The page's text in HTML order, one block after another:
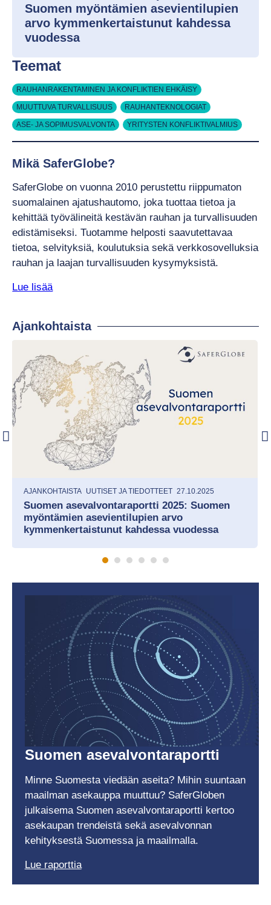
Suomen myöntämien asevientilupien
arvo kymmenkertaistunut kahdessa
vuodessa
Teemat
RAUHANRAKENTAMINEN JA KONFLIKTIEN EHKÄISY
MUUTTUVA TURVALLISUUS RAUHANTEKNOLOGIAT
ASE- JA SOPIMUSVALVONTA YRITYSTEN KONFLIKTIVALMIUS
Mikä SaferGlobe?
SaferGlobe on vuonna 2010 perustettu riippumaton
suomalainen ajatushautomo, joka tuottaa tietoa ja
kehittää työvälineitä kestävän rauhan ja turvallisuuden
edistämiseksi. Tuotamme helposti saavutettavaa
tietoa, selvityksiä, koulutuksia sekä verkkosovelluksia
rauhan ja laajan turvallisuuden kysymyksistä.
Lue lisää
Ajankohtaista
AJANKOHTAISTA UUTISET JA TIEDOTTEET 27.10.2025
Suomen asevalvontaraportti 2025: Suomen
myöntämien asevientilupien arvo
kymmenkertaistunut kahdessa vuodessa
Suomen asevalvontaraportti
Minne Suomesta viedään aseita? Mihin suuntaan
maailman asekauppa muuttuu? SaferGloben
julkaisema Suomen asevalvontaraportti kertoo
asekaupan trendeistä sekä asevalvonnan
kehityksestä Suomessa ja maailmalla.
Lue raporttia